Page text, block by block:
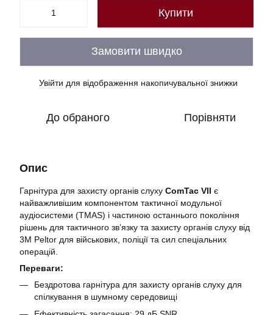
Купити
Замовити швидко
Увійти для відображення накопичувальної знижки
До обраного Порівняти
Опис
Гарнітура для захисту органів слуху ComTac VII є
найважливішим компонентом тактичної модульної
аудіосистеми (TMAS) і частиною останнього покоління
рішень для тактичного зв’язку та захисту органів слуху від
3M Peltor для військових, поліції та сил спеціальних
операцій.
Переваги:
Бездротова гарнітура для захисту органів слуху для
спілкування в шумному середовищі